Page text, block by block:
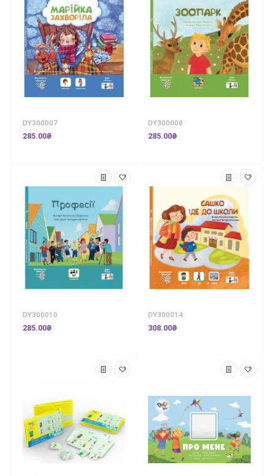
DY300007
285.00₴
DY300008
285.00₴
DY300010
285.00₴
DY300014
308.00₴